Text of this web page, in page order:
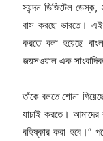
স্যন্দন ডিজিটেল ডেস্ক,
বাস করছে ভারতে। এই
করতে বলা হয়েছে
জয়সওয়াল এক
তাঁকে বলতে শোনা
যাচাই করতে।
বহিষ্কার করা হবে।”